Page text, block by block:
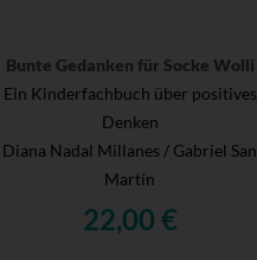
Bunte Gedanken für Socke Wolli
Ein Kinderfachbuch über positives
Denken
Diana Nadal Millanes / Gabriel San
Martín
22,00 €